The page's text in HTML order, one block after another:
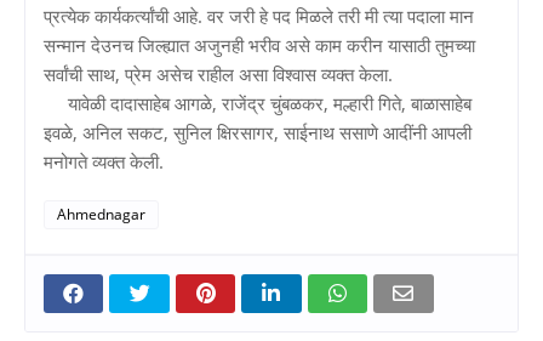
प्रत्येक कार्यकर्त्यांची आहे. वर जरी हे पद मिळले तरी मी त्या पदाला मान
सन्मान देउनच जिल्ह्यात अजुनही भरीव असे काम करीन यासाठी तुमच्या
सर्वांची साथ, प्रेम असेच राहील असा विश्‍वास व्यक्त केला.
यावेळी दादासाहेब आगळे, राजेंद्र चुंबळकर, मल्हारी गिते, बाळासाहेब
इवळे, अनिल सकट, सुनिल क्षिरसागर, साईनाथ ससाणे आदींनी आपली
मनोगते व्यक्त केली.
Ahmednagar